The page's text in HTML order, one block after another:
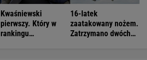
Kwaśniewski
pierwszy. Który w
rankingu
16-latek
zaatakowany nożem.
Zatrzymano dwóch